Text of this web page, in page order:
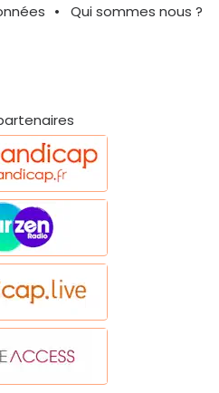
Qui sommes nous ?